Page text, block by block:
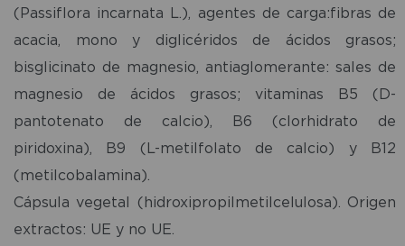
(Passiflora incarnata L.), agentes de carga:fibras de
acacia, mono y diglicéridos de ácidos grasos;
bisglicinato de magnesio, antiaglomerante: sales de
magnesio de ácidos grasos; vitaminas B5 (D-
pantotenato de calcio), B6 (clorhidrato de
piridoxina), B9 (L-metilfolato de calcio) y B12
(metilcobalamina).
Cápsula vegetal (hidroxipropilmetilcelulosa). Origen
extractos: UE y no UE.